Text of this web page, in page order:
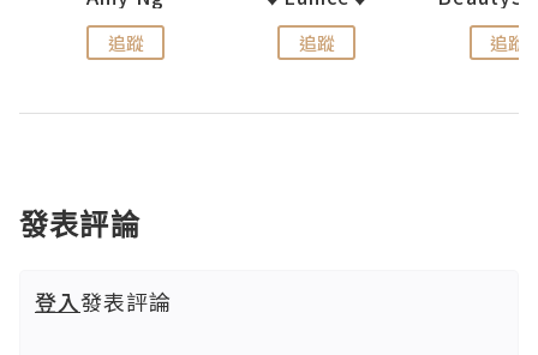
追蹤 追蹤 追蹤
發表評論
登入發表評論